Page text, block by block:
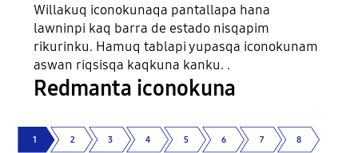
Willakuq iconokunaqa pantallapa hana
lawninpi kaq barra de estado nisqapim
rikurinku. Hamuq tablapi yupasqa iconokunam
aswan riqsisqa kaqkuna kanku. .
Redmanta iconokuna
1 2 3 4 5 6 7 8